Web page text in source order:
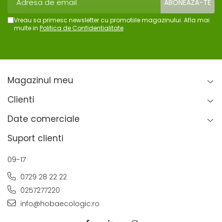
Vreau sa primesc newsletter cu promotiile magazinului. Afla mai
multe in Politica de Confidentialitate
Magazinul meu
Clienti
Date comerciale
Suport clienti
09-17
0729 28 22 22
0257277220
info@hobaecologic.ro